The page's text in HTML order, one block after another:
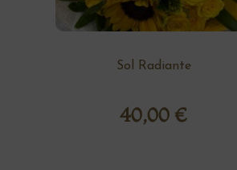
Sol Radiante
40,00 €